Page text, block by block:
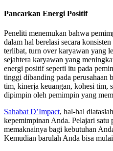
Pancarkan Energi Positif
Peneliti menemukan bahwa
dalam hal berelasi secara
terlibat, turn over karyawan yang
sejahtera karyawan yang
energi positif seperti itu pada
tinggi dibanding pada perusahaan
tim, kinerja keuangan, kohesi tim,
dipimpin oleh pemimpin yang
Sahabat D’Impact, hal-hal
kepemimpinan Anda. Pelajari satu
memaknainya bagi kebutuhan
Kemudian barulah Anda bisa